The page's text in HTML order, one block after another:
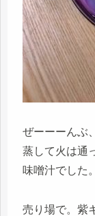
ぜーーーんぶ
蒸して火は通
味噌汁でした。
売り場で。紫